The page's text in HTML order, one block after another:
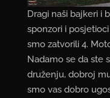
Dragi naši bajkeri i
sponzori i
smo zatvorili 4.
Nadamo se da ste
druženju, dobroj
smo vas dobro